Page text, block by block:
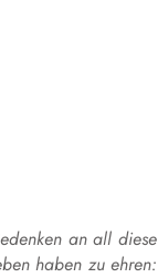
an all diese
haben zu ehren: